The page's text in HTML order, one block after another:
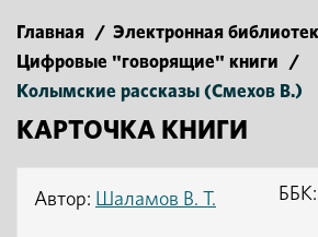
Главная / Электронная
Цифровые "говорящие" книги
/
Колымские рассказы (Смехов В.)
КАРТОЧКА КНИГИ
Автор: Шаламов В. Т.